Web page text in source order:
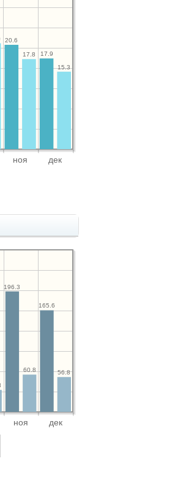
ноя дек
17.9
20.6
15.3
17.8
ноя дек
165.6
196.3
56.8
60.8